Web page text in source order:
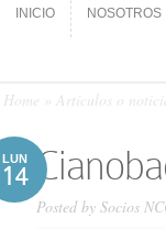
INICIO NOSOTROS
Home Artículos o
LUN
14
Posted by Socios